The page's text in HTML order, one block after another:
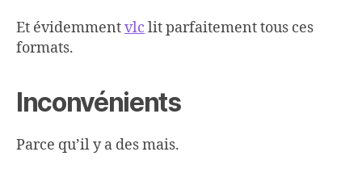
Et évidemmentvlc lit parfaitement tous ces
formats.
Inconvénients
Parce qu’il y a des mais.